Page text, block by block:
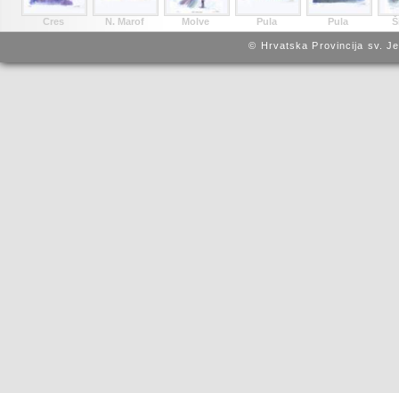
Cres N. Marof Molve Pula Pula
© Hrvatska Provincija sv.